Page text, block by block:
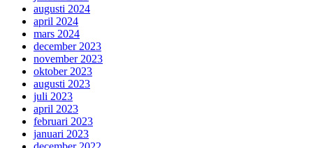
augusti 2024
april 2024
mars 2024
december 2023
november 2023
oktober 2023
augusti 2023
juli 2023
april 2023
februari 2023
januari 2023